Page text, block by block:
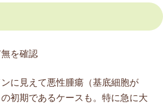
を確認
に見えて悪性腫瘍（基底細胞が
初期であるケースも。特に急に大